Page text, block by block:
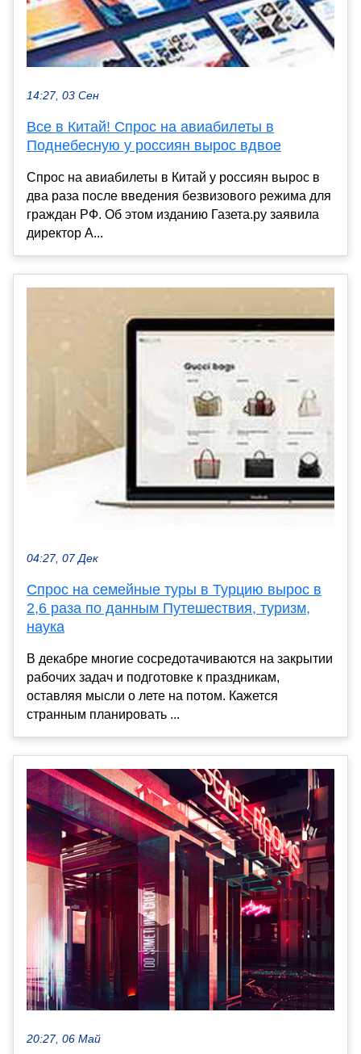
14:27, 03 Сен
Все в Китай! Спрос на авиабилеты в
Поднебесную у россиян вырос вдвое
Спрос на авиабилеты в Китай у россиян вырос в
два раза после введения безвизового режима для
граждан РФ. Об этом изданию Газета.ру заявила
директор А...
04:27, 07 Дек
Спрос на семейные туры в Турцию вырос в
2,6 раза по данным Путешествия, туризм,
наука
В декабре многие сосредотачиваются на закрытии
рабочих задач и подготовке к праздникам,
оставляя мысли о лете на потом. Кажется
странным планировать ...
20:27, 06 Май